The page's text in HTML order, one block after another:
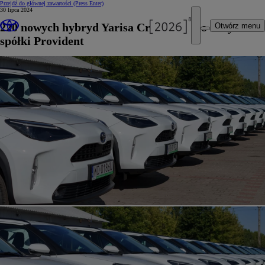
Przejdź do głównej zawartości (Press Enter)
Otwórz menu
30 lipca 2024
220 nowych hybryd Yarisa Cross trafi do floty
spółki Provident